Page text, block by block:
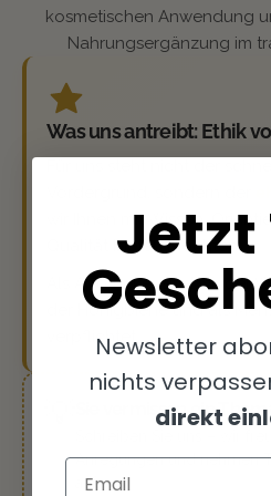
kosmetischen Anwendung
Nahrungsergänzung im
Was uns antreibt: Ethik
wir Ihnen mit Wissen,
Qualität bieten möchten.
Als Apotheker sind wir der
der Honigbiene und als
verpflichtet.
Sie vermissen ein
Anregungen und nehmen
auf.
Jetzt
Newsletter
nichts
direkt
Email